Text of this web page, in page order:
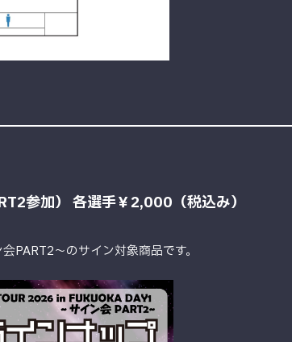
参加） 各選手￥2,000（税込み）
PART2〜のサイン対象商品です。